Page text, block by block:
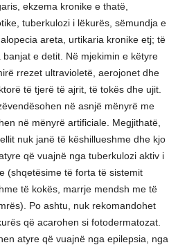
ekzema kronike e thatë,
tuberkulozi i lëkurës, sëmundja e
areta, urtikaria kronike etj; të
e detit. Në mjekimin e këtyre
rrezet ultravioletë, aerojonet dhe
të tjerë të ajrit, të tokës dhe ujit.
në asnjë mënyrë me
në mënyrë artificiale. Megjithatë,
nuk janë të këshillueshme dhe kjo
që vuajnë nga tuberkulozi aktiv i
(shqetësime të forta të sistemit
të kokës, marrje mendsh me të
Po ashtu, nuk rekomandohet
që acarohen si fotodermatozat.
atyre që vuajnë nga epilepsia, nga